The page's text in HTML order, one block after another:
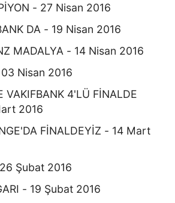
- 27 Nisan 2016
DA - 19 Nisan 2016
MADALYA - 14 Nisan 2016
Nisan 2016
VAKIFBANK 4'LÜ FİNALDE
2016
FİNALDEYİZ - 14 Mart
Şubat 2016
- 19 Şubat 2016